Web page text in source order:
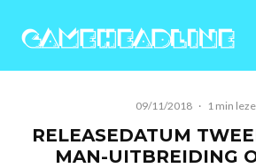
09/11/2018 · 1 min
RELEASEDATUM
MAN-UITBREIDING